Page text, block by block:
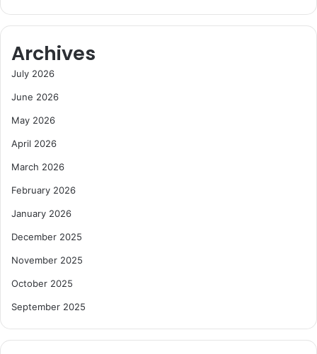
Archives
July 2026
June 2026
May 2026
April 2026
March 2026
February 2026
January 2026
December 2025
November 2025
October 2025
September 2025